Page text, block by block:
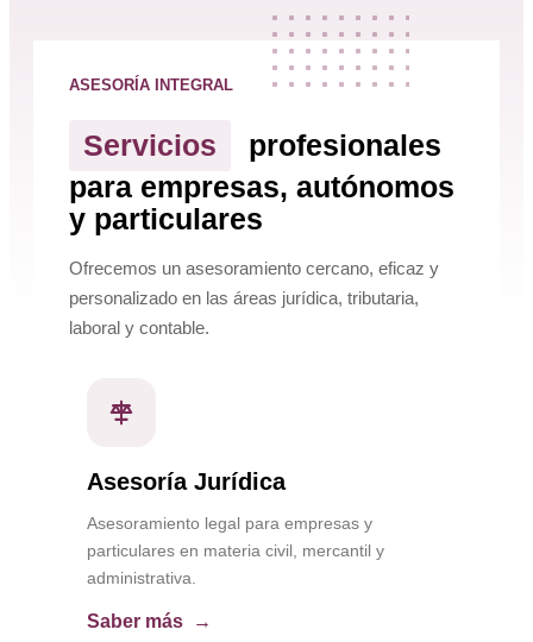
ASESORÍA INTEGRAL
Servicios
profesionales
para empresas, autónomos
y particulares
Ofrecemos un asesoramiento cercano, eficaz y
personalizado en las áreas jurídica, tributaria,
laboral y contable.
Asesoría Jurídica
Asesoramiento legal para empresas y
particulares en materia civil, mercantil y
administrativa.
Saber más